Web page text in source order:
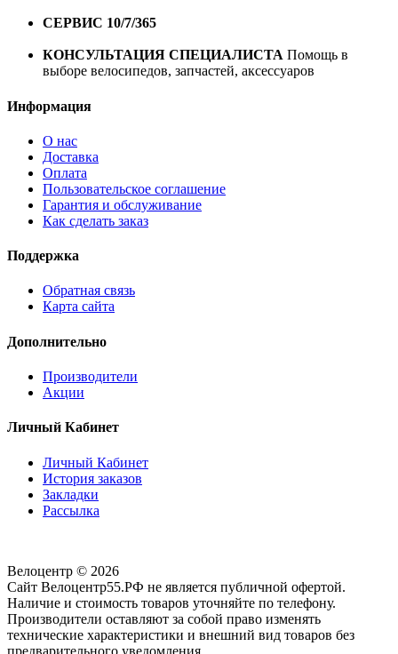
СЕРВИС 10/7/365
КОНСУЛЬТАЦИЯ СПЕЦИАЛИСТА Помощь в
выборе велосипедов, запчастей, аксессуаров
Информация
О нас
Доставка
Оплата
Пользовательское соглашение
Гарантия и обслуживание
Как сделать заказ
Поддержка
Обратная связь
Карта сайта
Дополнительно
Производители
Акции
Личный Кабинет
Личный Кабинет
История заказов
Закладки
Рассылка
Велоцентр © 2026
Сайт Велоцентр55.РФ не является публичной офертой.
Наличие и стоимость товаров уточняйте по телефону.
Производители оставляют за собой право изменять
технические характеристики и внешний вид товаров без
предварительного уведомления.